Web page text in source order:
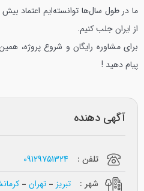
از ایران جلب کنیم.
برای مشاوره رایگان و شروع پروژه،
پیام دهید !
آگهی دهنده
تلفن :
09129751324
شهر :
تبریز تهران